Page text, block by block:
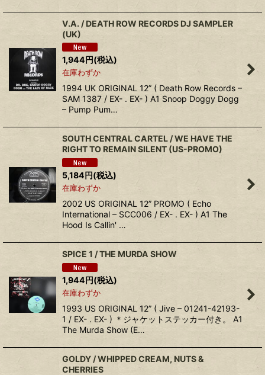
V.A. / DEATH ROW RECORDS DJ SAMPLER
(UK)
1,944円(税込)
在庫わずか
1994 UK ORIGINAL 12” ( Death Row Records –
SAM 1387 / EX- . EX- ) A1 Snoop Doggy Dogg
– Pump Pum…
SOUTH CENTRAL CARTEL / WE HAVE THE
RIGHT TO REMAIN SILENT (US-PROMO)
5,184円(税込)
在庫わずか
2002 US ORIGINAL 12” PROMO ( Echo
International – SCC006 / EX- . EX- ) A1 The
Hood Is Callin' …
SPICE 1 / THE MURDA SHOW
1,944円(税込)
在庫わずか
1993 US ORIGINAL 12” ( Jive – 01241-42193-
1 / EX- . EX- ) ＊ジャケットステッカー付き。 A1
The Murda Show (E…
GOLDY / WHIPPED CREAM, NUTS &
CHERRIES